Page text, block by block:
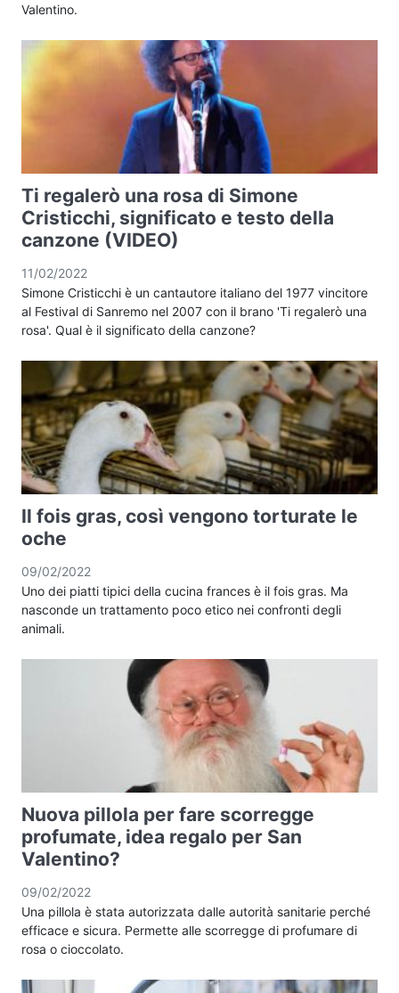
Valentino.
Ti regalerò una rosa di Simone
Cristicchi, significato e testo della
canzone (VIDEO)
11/02/2022
Simone Cristicchi è un cantautore italiano del 1977 vincitore
al Festival di Sanremo nel 2007 con il brano 'Ti regalerò una
rosa'. Qual è il significato della canzone?
Il fois gras, così vengono torturate le
oche
09/02/2022
Uno dei piatti tipici della cucina frances è il fois gras. Ma
nasconde un trattamento poco etico nei confronti degli
animali.
Nuova pillola per fare scorregge
profumate, idea regalo per San
Valentino?
09/02/2022
Una pillola è stata autorizzata dalle autorità sanitarie perché
efficace e sicura. Permette alle scorregge di profumare di
rosa o cioccolato.